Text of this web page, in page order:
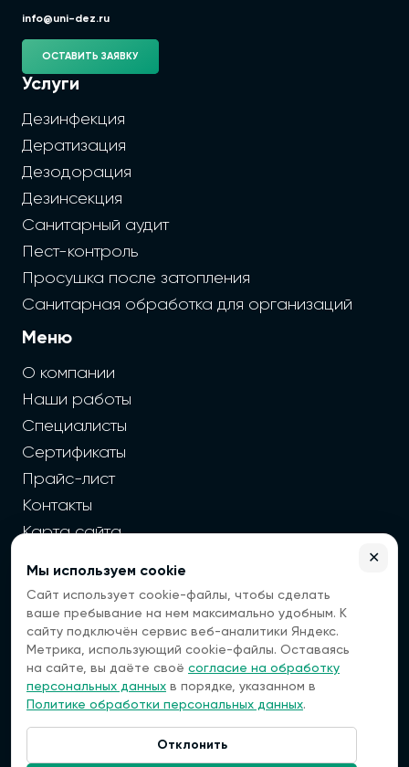
Связаться:
info@uni-dez.ru
ОСТАВИТЬ ЗАЯВКУ
Услуги
Дезинфекция
Дератизация
Дезодорация
Дезинсекция
Санитарный аудит
Пест-контроль
Просушка после затопления
Санитарная обработка для организаций
Меню
О компании
Наши работы
Специалисты
Сертификаты
Прайс-лист
Контакты
Карта сайта
2026 г. Cайт санэпидемстанции — Все права защищены
Все цены на сайте носят информационный
характер, окончательная цена зависит от многих
факторов. Информация с сайта не является
публичной офертой.
Мы — платформа, которая помогает вам найти
специалистов по дезинфекции. Мы не оказываем
услуги напрямую, а передаем ваши заявки
проверенным исполнителям.
Наша компания не несет ответственности за
Мы используем cookie
Сайт использует cookie-файлы, чтобы сделать
ваше пребывание на нем максимально удобным. К
сайту подключён сервис веб-аналитики Яндекс.
Метрика, использующий cookie-файлы. Оставаясь
на сайте, вы даёте своё согласие на обработку
персональных данных в порядке, указанном в
Политике обработки персональных данных.
Отклонить
✕